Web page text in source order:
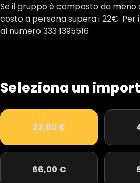
da
22,00 €
a
Se il gruppo è composto da meno
costo a persona supera i 22€.
al numero 333 1395516
Seleziona un
22,00€
66,00 €